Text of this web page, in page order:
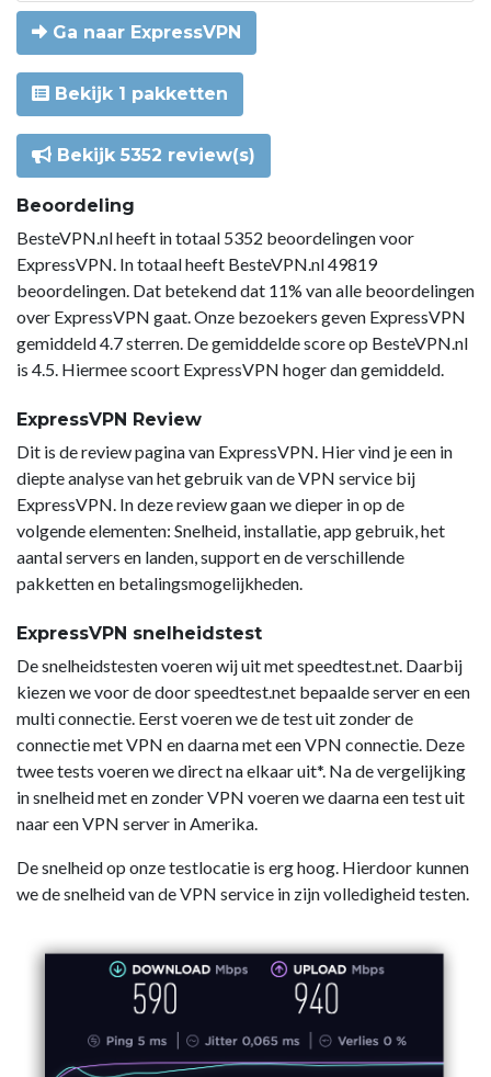
Ga naar ExpressVPN
Bekijk 1 pakketten
Bekijk 5352 review(s)
Beoordeling
BesteVPN.nl heeft in totaal 5352 beoordelingen voor
ExpressVPN. In totaal heeft BesteVPN.nl 49819
beoordelingen. Dat betekend dat 11% van alle beoordelingen
over ExpressVPN gaat. Onze bezoekers geven ExpressVPN
gemiddeld 4.7 sterren. De gemiddelde score op BesteVPN.nl
is 4.5. Hiermee scoort ExpressVPN hoger dan gemiddeld.
ExpressVPN Review
Dit is de review pagina van ExpressVPN. Hier vind je een in
diepte analyse van het gebruik van de VPN service bij
ExpressVPN. In deze review gaan we dieper in op de
volgende elementen: Snelheid, installatie, app gebruik, het
aantal servers en landen, support en de verschillende
pakketten en betalingsmogelijkheden.
ExpressVPN snelheidstest
De snelheidstesten voeren wij uit met speedtest.net. Daarbij
kiezen we voor de door speedtest.net bepaalde server en een
multi connectie. Eerst voeren we de test uit zonder de
connectie met VPN en daarna met een VPN connectie. Deze
twee tests voeren we direct na elkaar uit*. Na de vergelijking
in snelheid met en zonder VPN voeren we daarna een test uit
naar een VPN server in Amerika.
De snelheid op onze testlocatie is erg hoog. Hierdoor kunnen
we de snelheid van de VPN service in zijn volledigheid testen.